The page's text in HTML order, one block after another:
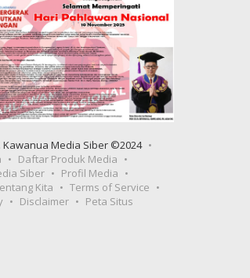
Kawanua Media Siber ©2024
Daftar Produk Media
Siber
Profil Media
Kita
Terms of Service
Disclaimer Peta Situs